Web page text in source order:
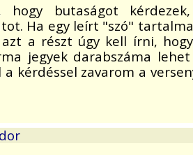
hogy butaságot
Ha egy leírt "szó"
a részt úgy kell írni,
jegyek darabszáma
a kérdéssel zavarom a